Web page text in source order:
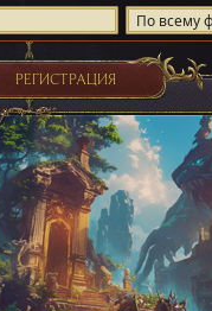
РЕГИСТРАЦИЯ